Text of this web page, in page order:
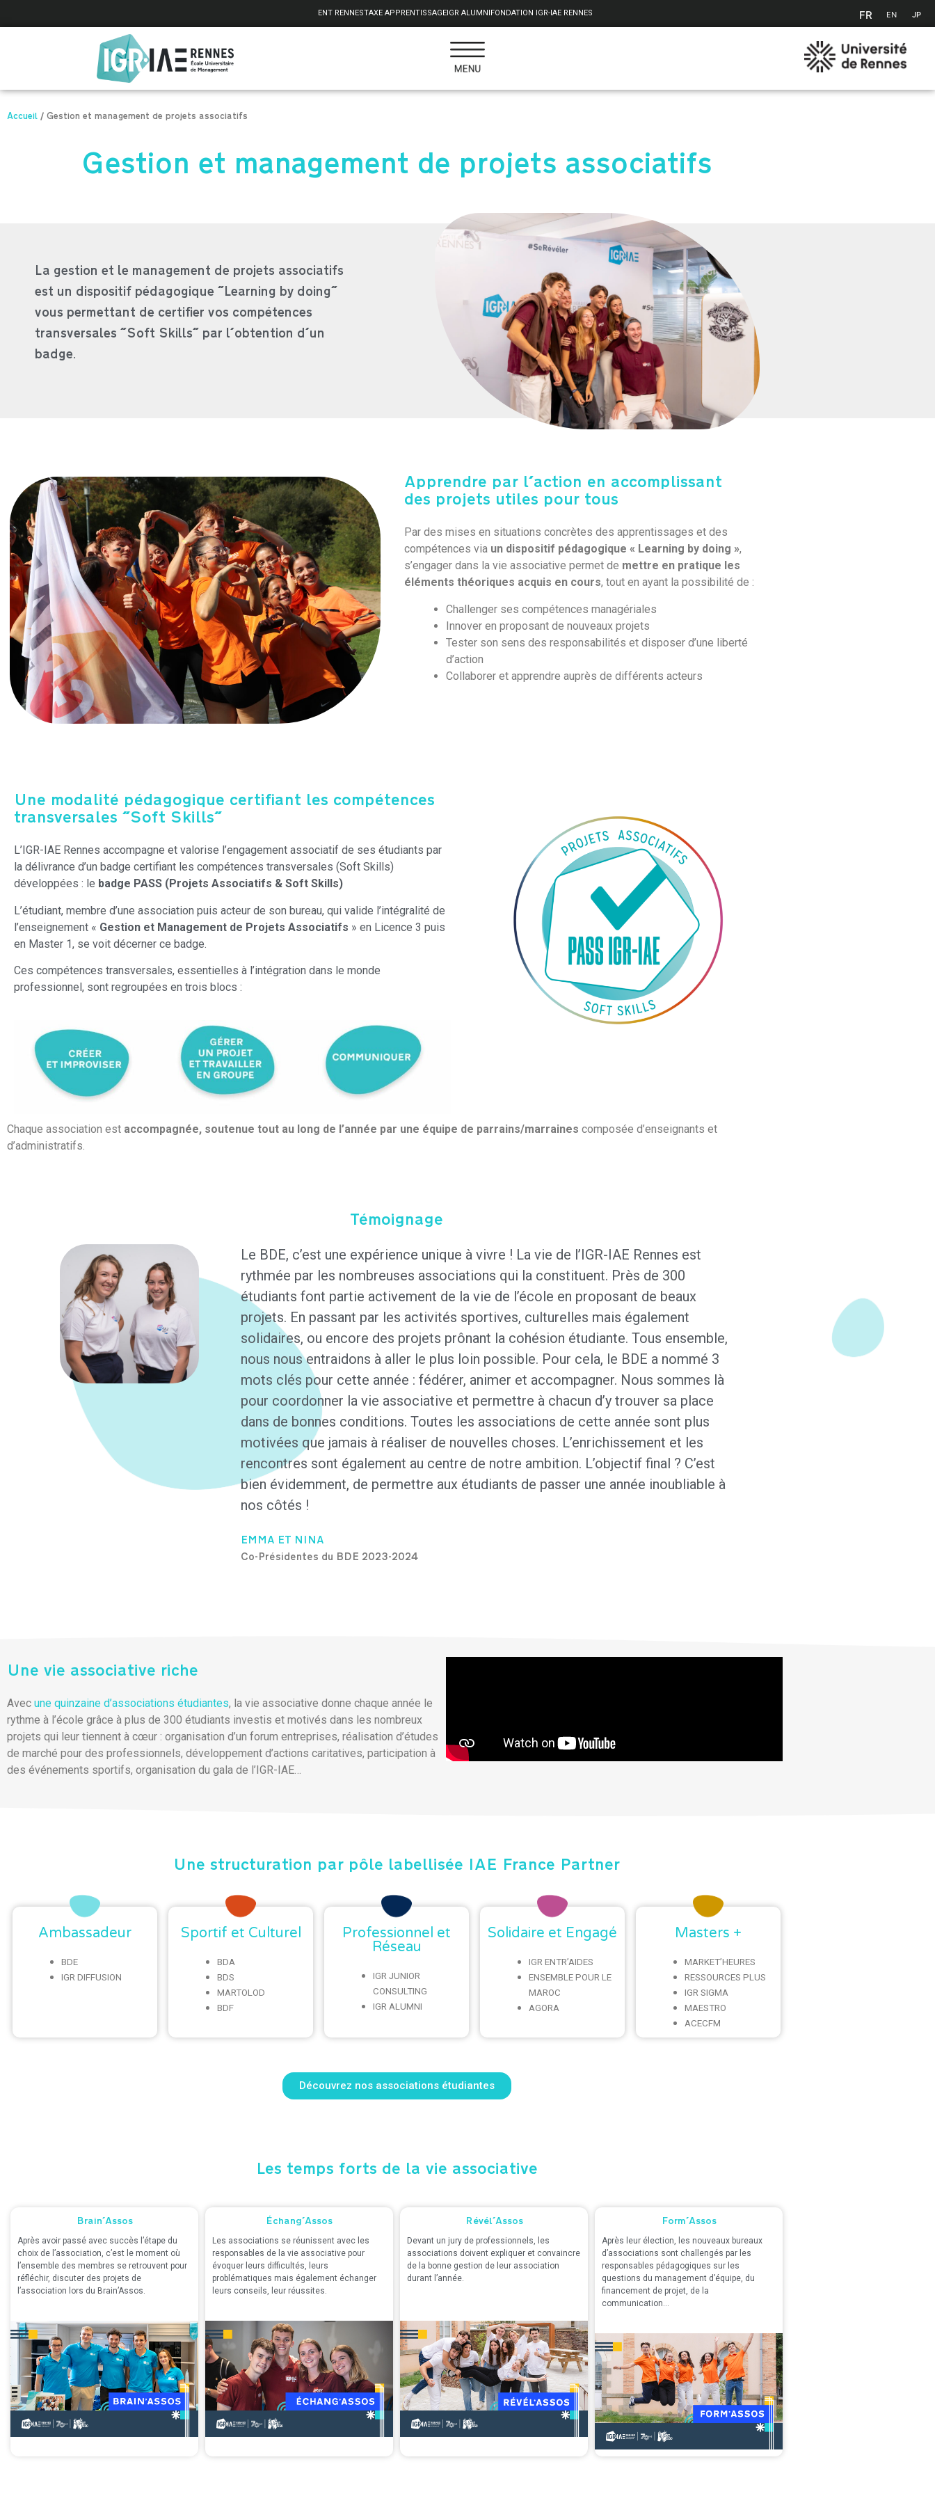
ENT RENNESTAXE APPRENTISSAGEIGR ALUMNI FONDATION IGR-IAE RENNES FR EN JP
Accueil / Gestion et management de projets associatifs
Gestion et management de projets associatifs
La gestion et le management de projets associatifs
est un dispositif pédagogique "Learning by doing"
vous permettant de certifier vos compétences
transversales "Soft Skills" par l'obtention d'un
badge.
Apprendre par l'action en accomplissant
des projets utiles pour tous
Par des mises en situations concrètes des apprentissages et des
compétences via un dispositif pédagogique « Learning by doing »,
s’engager dans la vie associative permet de mettre en pratique les
éléments théoriques acquis en cours, tout en ayant la possibilité de :
Challenger ses compétences managériales
Innover en proposant de nouveaux projets
Tester son sens des responsabilités et disposer d’une liberté
d’action
Collaborer et apprendre auprès de différents acteurs
Une modalité pédagogique certifiant les compétences
transversales "Soft Skills"
L’IGR-IAE Rennes accompagne et valorise l’engagement associatif de ses étudiants par
la délivrance d’un badge certifiant les compétences transversales (Soft Skills)
développées : le badge PASS (Projets Associatifs & Soft Skills)
L’étudiant, membre d’une association puis acteur de son bureau, qui valide l’intégralité de
l’enseignement « Gestion et Management de Projets Associatifs » en Licence 3 puis
en Master 1, se voit décerner ce badge.
Ces compétences transversales, essentielles à l’intégration dans le monde
professionnel, sont regroupées en trois blocs :
Chaque association est accompagnée, soutenue tout au long de l’année par une équipe de parrains/marraines composée d’enseignants et
d’administratifs.
Témoignage
Le BDE, c’est une expérience unique à vivre ! La vie de l’IGR-IAE Rennes est
rythmée par les nombreuses associations qui la constituent. Près de 300
étudiants font partie activement de la vie de l’école en proposant de beaux
projets. En passant par les activités sportives, culturelles mais également
solidaires, ou encore des projets prônant la cohésion étudiante. Tous ensemble,
nous nous entraidons à aller le plus loin possible. Pour cela, le BDE a nommé 3
mots clés pour cette année : fédérer, animer et accompagner. Nous sommes là
pour coordonner la vie associative et permettre à chacun d’y trouver sa place
dans de bonnes conditions. Toutes les associations de cette année sont plus
motivées que jamais à réaliser de nouvelles choses. L’enrichissement et les
rencontres sont également au centre de notre ambition. L’objectif final ? C’est
bien évidemment, de permettre aux étudiants de passer une année inoubliable à
nos côtés !
EMMA ET NINA
Co-Présidentes du BDE 2023-2024
Une vie associative riche
Avec une quinzaine d’associations étudiantes, la vie associative donne chaque année le
rythme à l’école grâce à plus de 300 étudiants investis et motivés dans les nombreux
projets qui leur tiennent à cœur : organisation d’un forum entreprises, réalisation d’études
de marché pour des professionnels, développement d’actions caritatives, participation à
des événements sportifs, organisation du gala de l’IGR-IAE…
Une structuration par pôle labellisée IAE France Partner
Ambassadeur
BDE
IGR DIFFUSION
Sportif et Culturel
BDA
BDS
MARTOLOD
BDF
Professionnel et
Réseau
IGR JUNIOR
CONSULTING
IGR ALUMNI
Solidaire et Engagé
IGR ENTR’AIDES
ENSEMBLE POUR LE
MAROC
AGORA
Masters +
MARKET’HEURES
RESSOURCES PLUS
IGR SIGMA
MAESTRO
ACECFM
Découvrez nos associations étudiantes
Les temps forts de la vie associative
Brain'Assos
Après avoir passé avec succès l’étape du
choix de l’association, c’est le moment où
l’ensemble des membres se retrouvent pour
réfléchir, discuter des projets de
l’association lors du Brain’Assos.
Échang'Assos
Les associations se réunissent avec les
responsables de la vie associative pour
évoquer leurs difficultés, leurs
problématiques mais également échanger
leurs conseils, leur réussites.
Révél'Assos
Devant un jury de professionnels, les
associations doivent expliquer et convaincre
de la bonne gestion de leur association
durant l’année.
Form'Assos
Après leur élection, les nouveaux bureaux
d’associations sont challengés par les
responsables pédagogiques sur les
questions du management d’équipe, du
financement de projet, de la
communication…